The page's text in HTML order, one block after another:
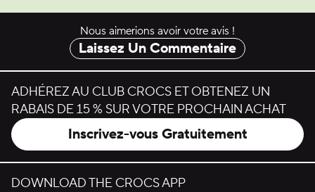
Nous aimerions avoir votre avis !
Laissez Un Commentaire
ADHÉREZ AU CLUB CROCS ET OBTENEZ UN
RABAIS DE 15 % SUR VOTRE PROCHAIN ACHAT
Inscrivez-vous Gratuitement
DOWNLOAD THE CROCS APP